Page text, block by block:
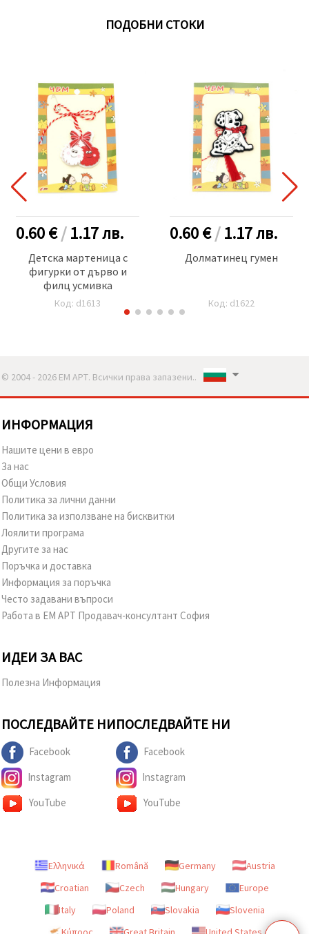
ПОДОБНИ СТОКИ
0.60 €/1.17лв.
Детска мартеница с
фигурки от дърво и
филц усмивка
Код: d1613
0.60 €/1.17лв.
Долматинец гумен
Код: d1622
© 2004 - 2026 ЕМ АРТ. Всички права запазени..
ИНФОРМАЦИЯ
Нашите цени в евро
За нас
Общи Условия
Политика за лични данни
Политика за използване на бисквитки
Лоялити програма
Другите за нас
Поръчка и доставка
Информация за поръчка
Често задавани въпроси
Работа в ЕМ АРТ Продавач-консултант София
ИДЕИ ЗА ВАС
Полезна Информация
ПОСЛЕДВАЙТЕ НИ
Facebook
Instagram
YouTube
ПОСЛЕДВАЙТЕ НИ
Facebook
Instagram
YouTube
Ελληνικά Română Germany
Austria
Croatian
Czech Hungary
Europe
Italy
Poland Slovakia
Slovenia